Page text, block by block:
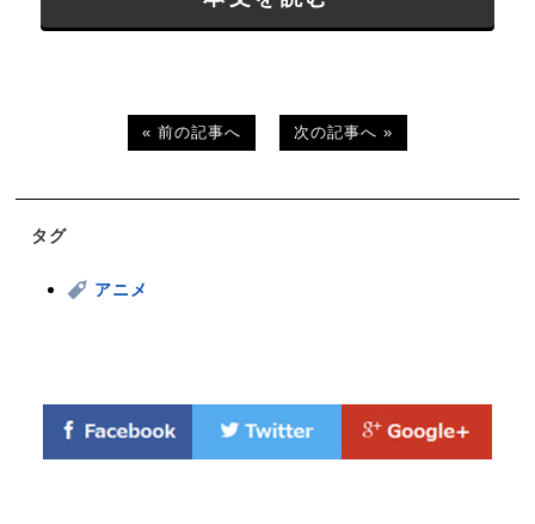
« 前の記事へ 次の記事へ »
タグ
アニメ